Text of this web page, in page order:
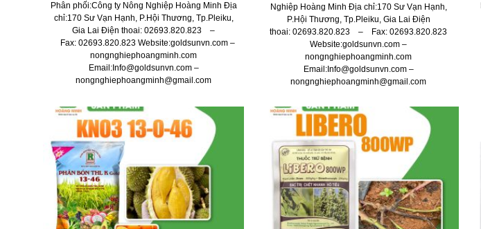
Phân phối:Công ty Nông Nghiệp Hoàng Minh Địa
chỉ:170 Sư Vạn Hạnh, P.Hội Thương, Tp.Pleiku,
Gia Lai Điện thoai: 02693.820.823 –
Fax: 02693.820.823 Website:goldsunvn.com –
nongnghiephoangminh.com
Email:Info@goldsunvn.com –
nongnghiephoangminh@gmail.com
Nghiệp Hoàng Minh Địa chỉ:170 Sư Vạn Hạnh,
P.Hội Thương, Tp.Pleiku, Gia Lai Điện
thoai: 02693.820.823 – Fax: 02693.820.823
Website:goldsunvn.com –
nongnghiephoangminh.com
Email:Info@goldsunvn.com –
nongnghiephoangminh@gmail.com